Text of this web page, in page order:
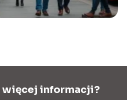
więcej informacji?